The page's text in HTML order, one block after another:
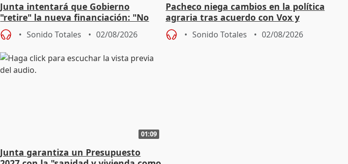
Junta intentará que Gobierno
"retire" la nueva financiación: "No
puede ser saqueo a las arcas"
Sonido Totales 02/08/2026
Pacheco niega cambios en la política
agraria tras acuerdo con Vox y
asegura defensa del sector
Sonido Totales 02/08/2026
01:09
Junta garantiza un Presupuesto